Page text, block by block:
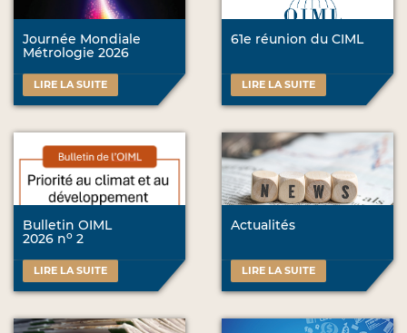
Journée Mondiale
Métrologie 2026
LIRE LA SUITE
61e réunion du CIML
LIRE LA SUITE
Bulletin OIML
2026 no 2
LIRE LA SUITE
Actualités
LIRE LA SUITE